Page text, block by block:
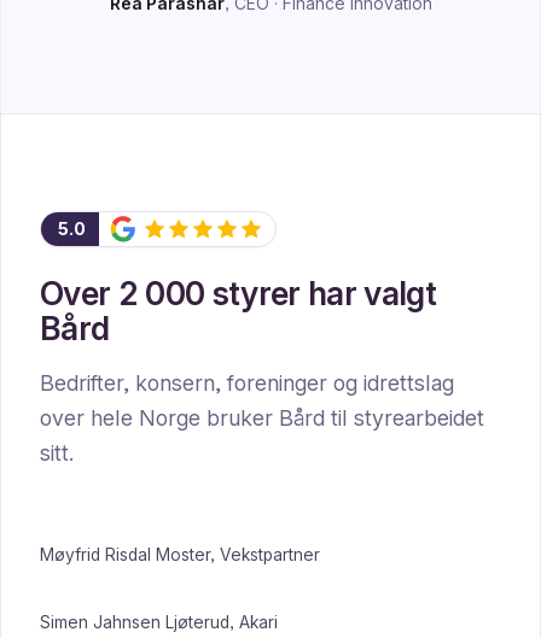
5.0
Over 2 000 styrer har valgt
Bård
Bedrifter, konsern, foreninger og idrettslag
over hele Norge bruker Bård til styrearbeidet
sitt.
Møyfrid Risdal Moster, Vekstpartner
Simen Jahnsen Ljøterud, Akari